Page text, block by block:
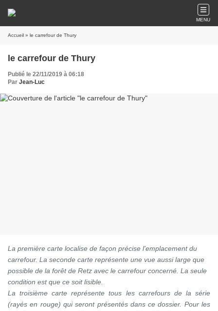
MENU
Accueil » le carrefour de Thury
le carrefour de Thury
Publié le 22/11/2019 à 06:18
Par Jean-Luc
La première carte localise de façon précise l'emplacement du
carrefour. La seconde carte représente une vue aussi large que
possible de la forêt de Retz avec le carrefour concerné. La seule
condition est que ce soit lisible.
La troisième carte représente tous les carrefours de la série
(rayés en rouge) qui seront présentés dans ce dossier. Pour les